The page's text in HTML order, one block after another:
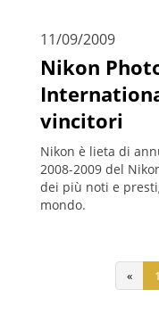
11/09/2009
Nikon
vincitori
Nikon è lieta di
2008-2009 del
dei più noti e
mondo.
« 1